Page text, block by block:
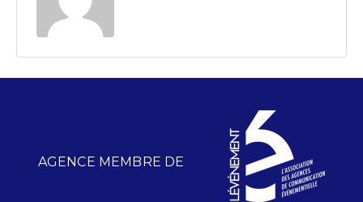
AGENCE MEMBRE DE